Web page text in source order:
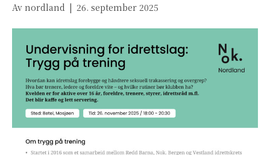
Av nordland | 26. september 2025